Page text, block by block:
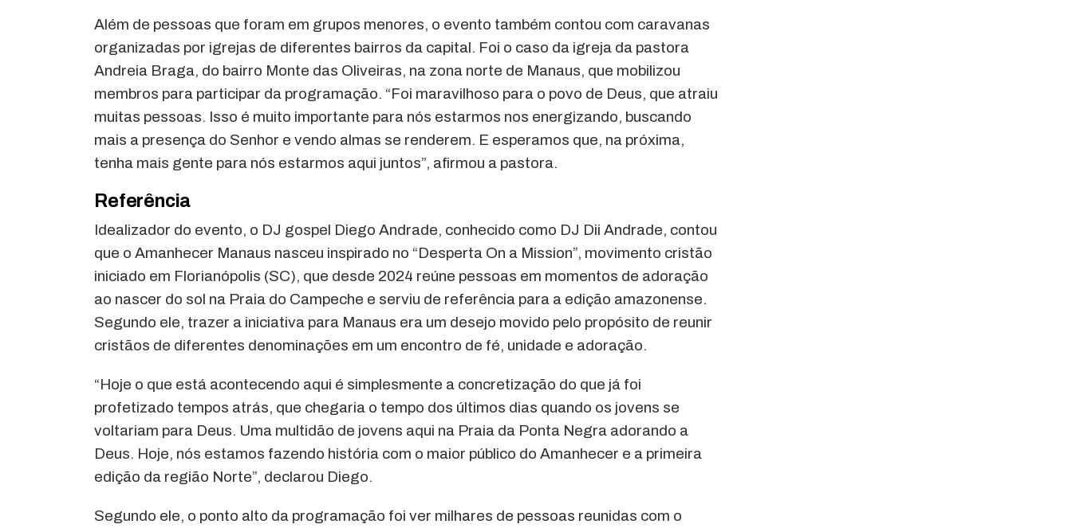
Além de pessoas que foram em grupos menores, o evento também contou com caravanas
organizadas por igrejas de diferentes bairros da capital. Foi o caso da igreja da pastora
Andreia Braga, do bairro Monte das Oliveiras, na zona norte de Manaus, que mobilizou
membros para participar da programação. “Foi maravilhoso para o povo de Deus, que atraiu
muitas pessoas. Isso é muito importante para nós estarmos nos energizando, buscando
mais a presença do Senhor e vendo almas se renderem. E esperamos que, na próxima,
tenha mais gente para nós estarmos aqui juntos”, afirmou a pastora.
Referência
Idealizador do evento, o DJ gospel Diego Andrade, conhecido como DJ Dii Andrade, contou
que o Amanhecer Manaus nasceu inspirado no “Desperta On a Mission”, movimento cristão
iniciado em Florianópolis (SC), que desde 2024 reúne pessoas em momentos de adoração
ao nascer do sol na Praia do Campeche e serviu de referência para a edição amazonense.
Segundo ele, trazer a iniciativa para Manaus era um desejo movido pelo propósito de reunir
cristãos de diferentes denominações em um encontro de fé, unidade e adoração.
“Hoje o que está acontecendo aqui é simplesmente a concretização do que já foi
profetizado tempos atrás, que chegaria o tempo dos últimos dias quando os jovens se
voltariam para Deus. Uma multidão de jovens aqui na Praia da Ponta Negra adorando a
Deus. Hoje, nós estamos fazendo história com o maior público do Amanhecer e a primeira
edição da região Norte”, declarou Diego.
Segundo ele, o ponto alto da programação foi ver milhares de pessoas reunidas com o